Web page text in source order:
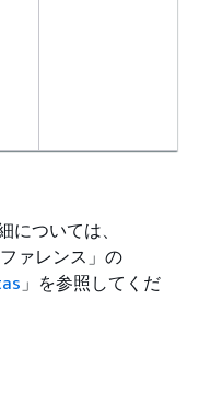
については、
ァレンス」の
」を参照してくだ